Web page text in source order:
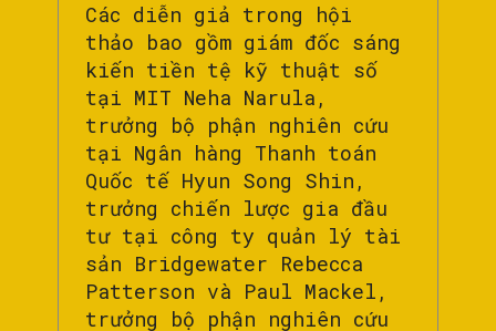
Các diễn giả trong hội
thảo bao gồm giám đốc sáng
kiến tiền tệ kỹ thuật số
tại MIT Neha Narula,
trưởng bộ phận nghiên cứu
tại Ngân hàng Thanh toán
Quốc tế Hyun Song Shin,
trưởng chiến lược gia đầu
tư tại công ty quản lý tài
sản Bridgewater Rebecca
Patterson và Paul Mackel,
trưởng bộ phận nghiên cứu